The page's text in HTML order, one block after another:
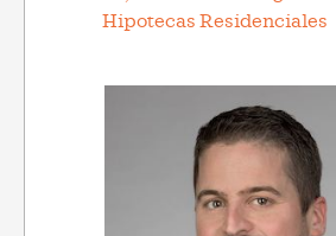
Hipotecas Residenciales